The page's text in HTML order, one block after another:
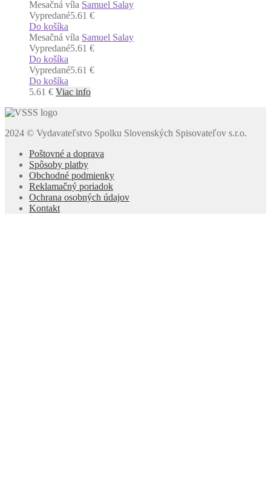
Mesačná víla Samuel Salay
Vypredané5.61 €
Do košíka
Mesačná víla Samuel Salay
Vypredané5.61 €
Do košíka
Vypredané5.61 €
Do košíka
5.61 € Viac info
2024 © Vydavateľstvo Spolku Slovenských Spisovateľov s.r.o.
Poštovné a doprava
Spôsoby platby
Obchodné podmienky
Reklamačný poriadok
Ochrana osobných údajov
Kontakt